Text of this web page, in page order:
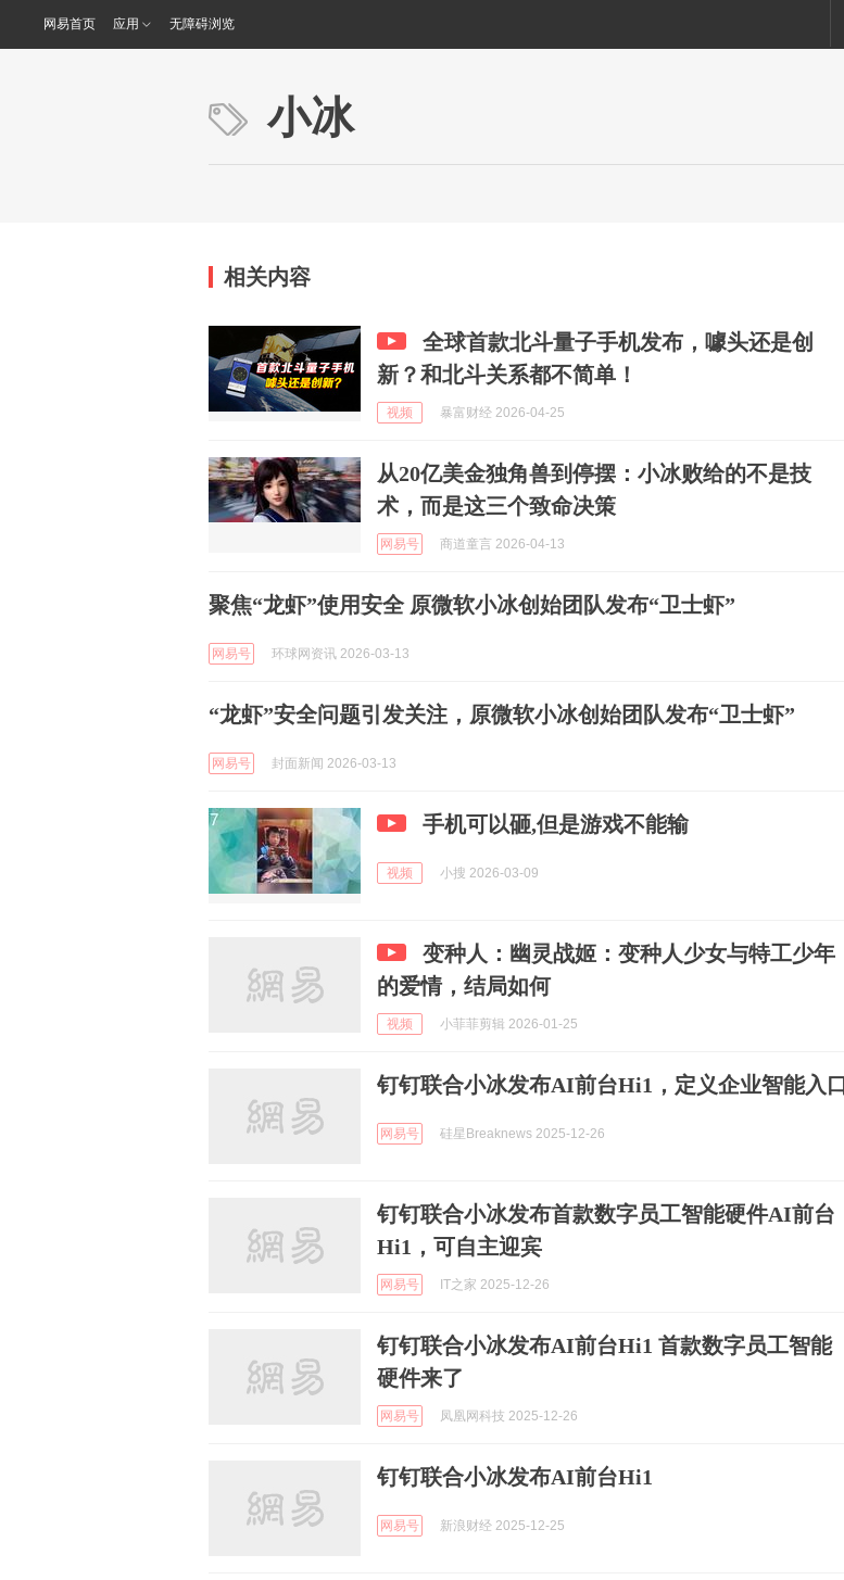
网易首页 应用 无障碍浏览
小冰
相关内容
全球首款北斗量子手机发布，噱头还是创
新？和北斗关系都不简单！
视频 暴富财经 2026-04-25
从20亿美金独角兽到停摆：小冰败给的不是技
术，而是这三个致命决策
网易号 商道童言 2026-04-13
聚焦“龙虾”使用安全 原微软小冰创始团队发布“卫士虾”
网易号 环球网资讯 2026-03-13
“龙虾”安全问题引发关注，原微软小冰创始团队发布“卫士虾”
网易号 封面新闻 2026-03-13
手机可以砸,但是游戏不能输
视频 小搜 2026-03-09
变种人：幽灵战姬：变种人少女与特工少年
的爱情，结局如何
视频 小菲菲剪辑 2026-01-25
钉钉联合小冰发布AI前台Hi1，定义企业智能入口
网易号 硅星Breaknews 2025-12-26
钉钉联合小冰发布首款数字员工智能硬件AI前台
Hi1，可自主迎宾
网易号 IT之家 2025-12-26
钉钉联合小冰发布AI前台Hi1 首款数字员工智能
硬件来了
网易号 凤凰网科技 2025-12-26
钉钉联合小冰发布AI前台Hi1
网易号 新浪财经 2025-12-25